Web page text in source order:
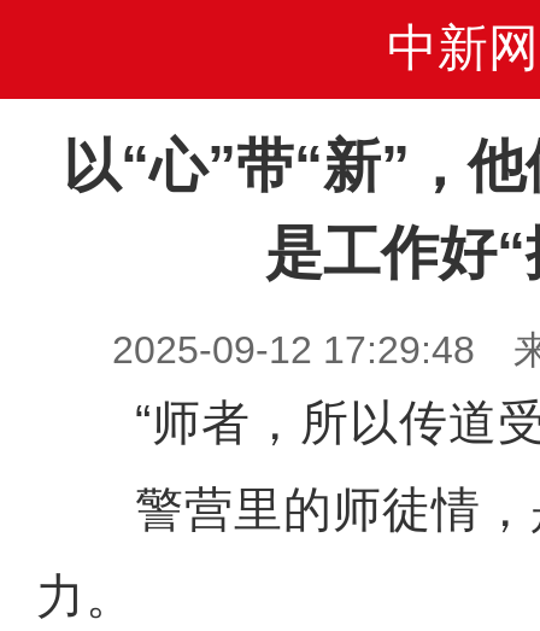
中新网
以“心”带“新”，
是工作好
2025-09-12 17:29:48
“师者，所以传道受
警营里的师徒情，
力。